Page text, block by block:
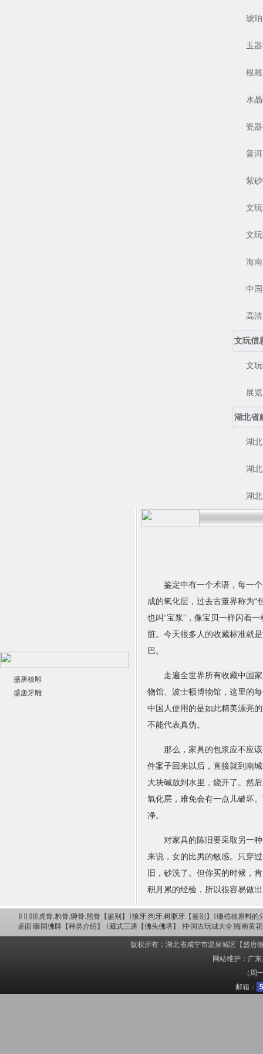
琥珀
玉器
根雕
水晶
瓷器
普洱
紫砂
文玩
文玩
海南
中国
高清
文玩信
文玩
展览
湖北省
湖北
湖北
湖北
盛唐核雕
盛唐牙雕
鉴定中有一个术语，每一个
成的氧化层，过去古董界称为“
也叫“宝浆”，像宝贝一样闪着
脏。今天很多人的收藏标准就
巴。
走遍全世界所有收藏中国家
物馆、波士顿博物馆，这里的
中国人使用的是如此精美漂亮
不能代表真伪。
那么，家具的包浆应不应该
件案子回来以后，直接就到南
大块碱放到水里，烧开了。然
氧化层，难免会有一点儿破坏
净。
对家具的陈旧要采取另一种
来说，女的比男的敏感。只穿
旧，砂洗了。但你买的时候，
积月累的经验，所以很容易做
虎骨.豹骨.狮骨.熊骨【鉴别】 狼牙.狗牙.树脂牙【鉴别】
橄榄核原料的
桌面 泰国佛牌【种类介绍】 藏式三通【佛头佛塔】 中国古玩城大全 海南黄
版权所有：湖北省咸宁市温泉城区【盛唐
网站维护：广
（周
邮箱：